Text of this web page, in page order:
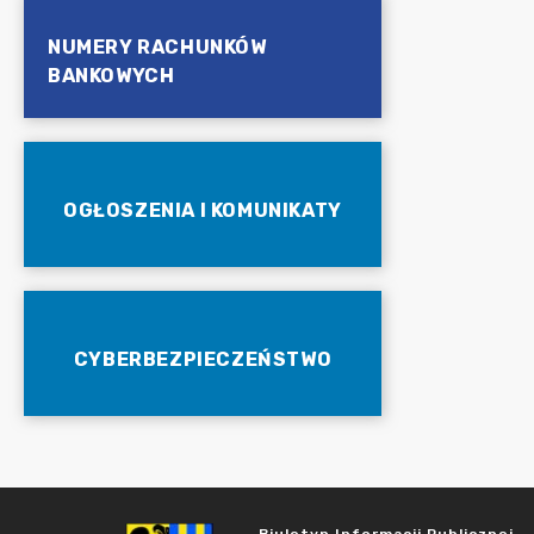
NUMERY RACHUNKÓW
BANKOWYCH
OGŁOSZENIA I KOMUNIKATY
CYBERBEZPIECZEŃSTWO